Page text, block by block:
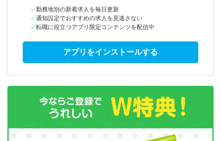
勤務地別の新着求人を毎日更新
通知設定でおすすめの求人を見逃さない
転職に役立つアプリ限定コンテンツを配信中
アプリをインストールする